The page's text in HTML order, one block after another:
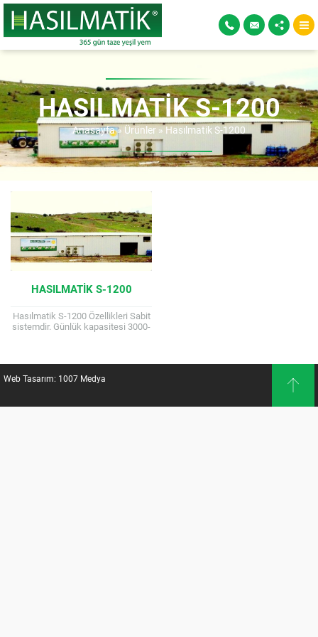
HASILMATIK S-1200
Anasayfa»Ürünler»Hasılmatik S-1200
HASILMATIK S-1200
Hasılmatik S-1200 Özellikleri Sabit
sistemdir. Günlük kapasitesi 3000-
Web Tasarım: 1007 Medya